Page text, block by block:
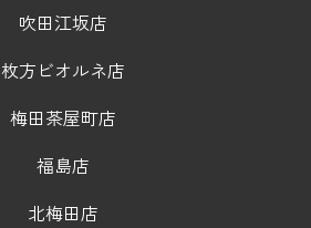
吹田江坂店
枚方ビオルネ店
梅田茶屋町店
福島店
北梅田店